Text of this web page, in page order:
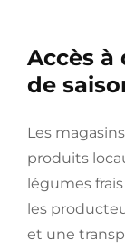
Accès à
de
Les
produits
légumes
les
et une